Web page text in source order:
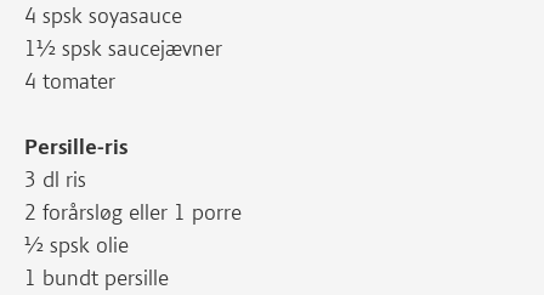
4 spsk soyasauce
1½ spsk saucejævner
4 tomater
Persille-ris
3 dl ris
2 forårsløg eller 1 porre
½ spsk olie
1 bundt persille